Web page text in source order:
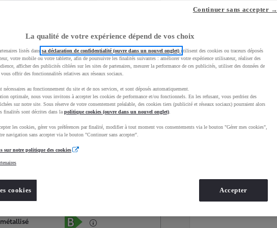
Services Concession
Occasions
La qualité de votre expérience dépend de vos choix
listés dans sa déclaration de confidentialité (ouvre dans un nouvel onglet) utilisent des cookies ou traceurs déposés
votre mobile ou votre tablette, afin de poursuivre les finalités suivantes : améliorer votre expérience utilisateur, réaliser des
afficher des publicités ciblées sur les sites de partenaires, mesurer la performance de ces publicités, utiliser des données de
offrir des fonctionnalités relatives aux réseaux sociaux.
nécessaires au fonctionnement du site et de nos services, et sont déposés automatiquement.
optimale, nous vous invitons à accepter les cookies de performance et/ou fonctionnels. En les refusant, vous perdriez des
sur notre site. Sous réserve de votre consentement préalable, des cookies tiers (publicité et réseaux sociaux) pourraient alors
finalités sont décrites dans la politique cookies (ouvre dans un nouvel onglet)
les cookies, gérer vos préférences par finalité, modifier à tout moment vos consentements via le bouton "Gérer mes cookies",
navigation sans accepter via le bouton "Continuer sans accepter".
sur notre politique des cookies
cookies
Continuer sans accepter →
Accepter